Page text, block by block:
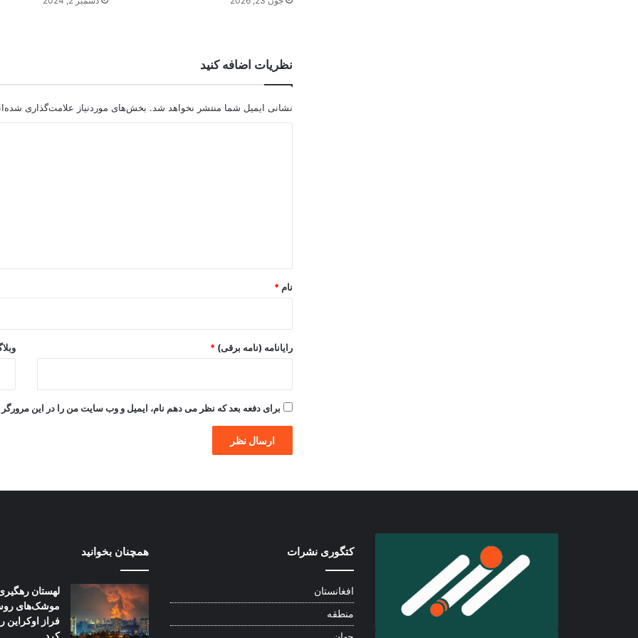
نظریات اضافه کنید
نشانی ایمیل شما منتشر نخواهد شد. بخش‌های موردنیاز علامت‌گذاری
نام *
رایانامه (نامه برقی) *
برای دفعه بعد که نظر می دهم نام، ایمیل و وب سایت من را در این مرورگر
کتگوری نشرات
افغانستان
منطقه
همچنان بخوانید
لهستان
موشک‌های
فراز اوکراین